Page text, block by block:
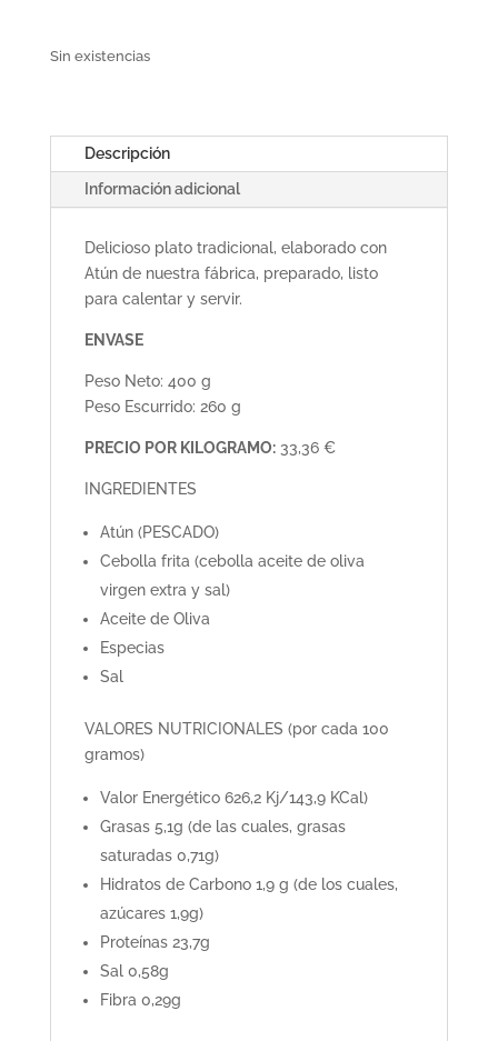
Sin existencias
Descripción
Información adicional
Delicioso plato tradicional, elaborado con
Atún de nuestra fábrica, preparado, listo
para calentar y servir.
ENVASE
Peso Neto: 400 g
Peso Escurrido: 260 g
PRECIO POR KILOGRAMO:33,36 €
INGREDIENTES
Atún (PESCADO)
Cebolla frita (cebolla aceite de oliva
virgen extra y sal)
Aceite de Oliva
Especias
Sal
VALORES NUTRICIONALES (por cada 100
gramos)
Valor Energético 626,2 Kj/143,9 KCal)
Grasas 5,1g (de las cuales, grasas
saturadas 0,71g)
Hidratos de Carbono 1,9 g (de los cuales,
azúcares 1,9g)
Proteínas 23,7g
Sal 0,58g
Fibra 0,29g